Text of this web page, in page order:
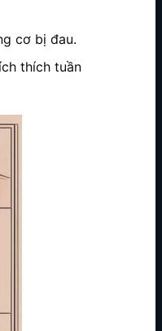
cơ bị đau.
thích tuần